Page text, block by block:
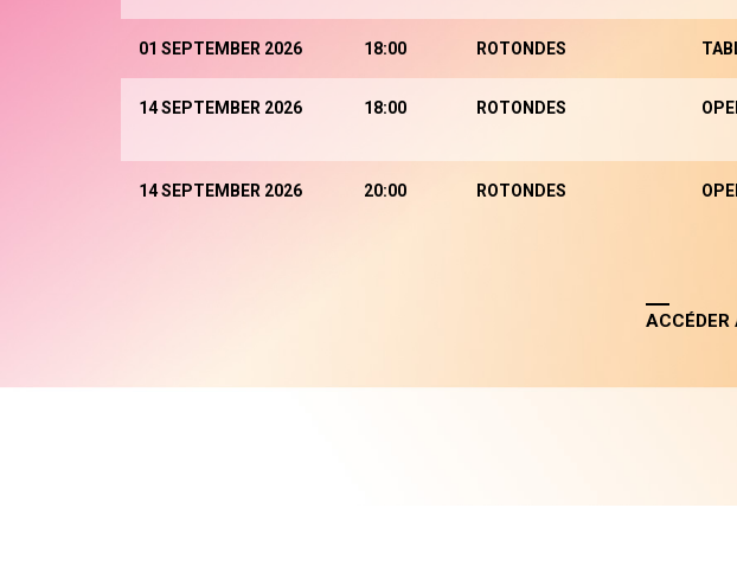
01 SEPTEMBER 2026 18:00 ROTONDES
14 SEPTEMBER 2026 18:00 ROTONDES
14 SEPTEMBER 2026 20:00 ROTONDES
ACCÉDER